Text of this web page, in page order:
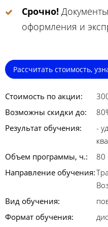
Срочно!
оформления и
Рассчитать стоимость,
Стоимость по акции:
Возможны скидки до:
Результат обучения:
-
Объем программы, ч.:
80
Направление обучения:
Вид обучения:
Формат обучения: